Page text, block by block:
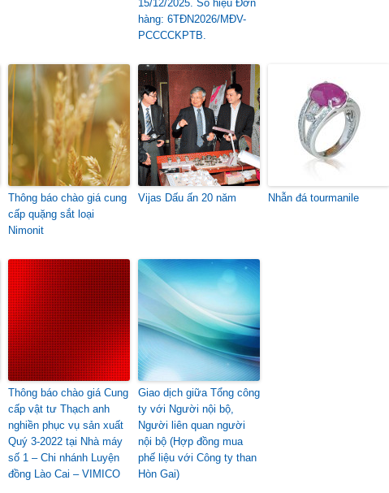
15/12/2025. Số hiệu Đơn
hàng: 6TĐN2026/MĐV-
PCCCCKPTB.
Thông báo chào giá cung
cấp quặng sắt loại
Nimonit
Vijas Dấu ấn 20 năm Nhẫn đá tourmanile
Thông báo chào giá Cung
cấp vật tư Thạch anh
nghiền phục vụ sản xuất
Quý 3-2022 tại Nhà máy
số 1 – Chi nhánh Luyện
đồng Lào Cai – VIMICO
Giao dịch giữa Tổng công
ty với Người nội bộ,
Người liên quan người
nội bộ (Hợp đồng mua
phế liệu với Công ty than
Hòn Gai)